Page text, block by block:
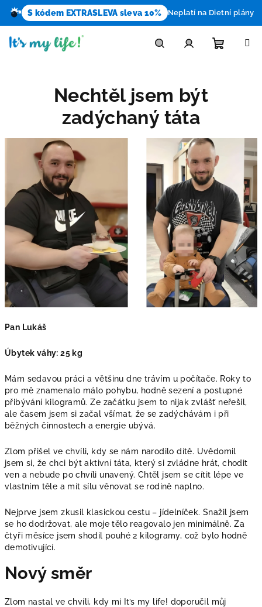
S kódem EXTRASLEVA sleva 10% Neplatí na Dietní plány
Nechtěl jsem být
zadýchaný táta
Pan Lukáš
Úbytek váhy: 25 kg
Mám sedavou práci a většinu dne trávím u počítače. Roky to
pro mě znamenalo málo pohybu, hodně sezení a postupné
přibývání kilogramů. Ze začátku jsem to nijak zvlášť neřešil,
ale časem jsem si začal všímat, že se zadýchávám i při
běžných činnostech a energie ubývá.
Zlom přišel ve chvíli, kdy se nám narodilo dítě. Uvědomil
jsem si, že chci být aktivní táta, který si zvládne hrát, chodit
ven a nebude po chvíli unavený. Chtěl jsem se cítit lépe ve
vlastním těle a mít sílu věnovat se rodině naplno.
Nejprve jsem zkusil klasickou cestu – jídelníček. Snažil jsem
se ho dodržovat, ale moje tělo reagovalo jen minimálně. Za
čtyři měsíce jsem shodil pouhé 2 kilogramy, což bylo hodně
demotivující.
Nový směr
Zlom nastal ve chvíli, kdy mi It’s my life! doporučil můj